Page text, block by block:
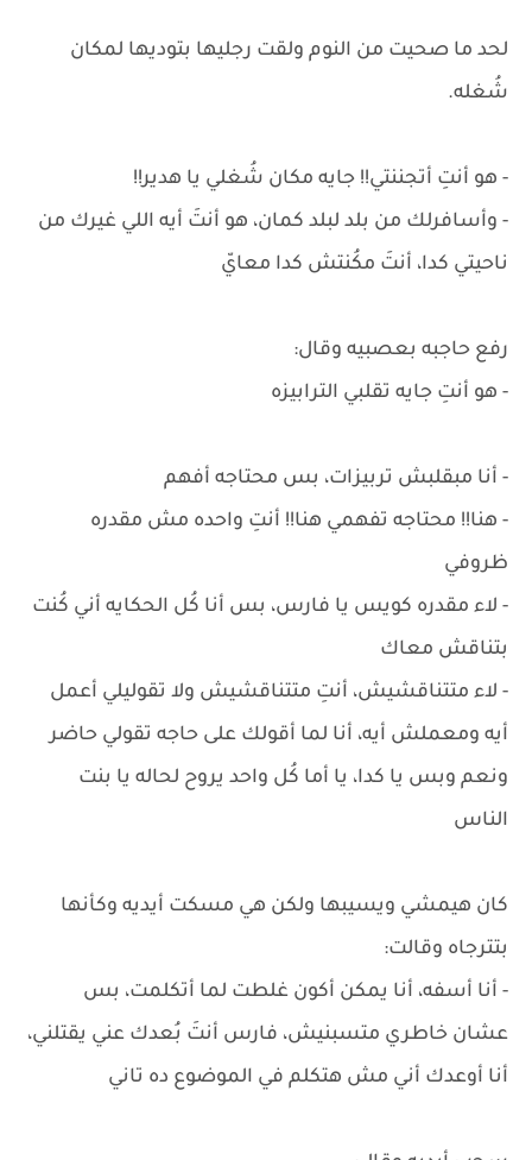
لحد ما صحيت من النوم ولقت رجليها بتوديها لمكان
شُغله.
- هو أنتِ أتجننتي!! جايه مكان شُغلي يا هدير!!
- وأسافرلك من بلد لبلد كمان، هو أنتَ أيه اللي غيرك من
ناحيتي كدا، أنتَ مكُنتش كدا معايّ
رفع حاجبه بعصبيه وقال:
- هو أنتِ جايه تقلبي الترابيزه
- أنا مبقلبش تربيزات، بس محتاجه أفهم
- هنا!! محتاجه تفهمي هنا!! أنتِ واحده مش مقدره
ظروفي
- لاء مقدره كويس يا فارس، بس أنا كُل الحكايه أني كُنت
بتناقش معاك
- لاء متتناقشيش، أنتِ متتناقشيش ولا تقوليلي أعمل
أيه ومعملش أيه، أنا لما أقولك على حاجه تقولي حاضر
ونعم وبس يا كدا، يا أما كُل واحد يروح لحاله يا بنت
الناس
كان هيمشي ويسيبها ولكن هي مسكت أيديه وكأنها
بتترجاه وقالت:
- أنا أسفه، أنا يمكن أكون غلطت لما أتكلمت، بس
عشان خاطري متسبنيش، فارس أنتَ بُعدك عني يقتلني،
أنا أوعدك أني مش هتكلم في الموضوع ده تاني